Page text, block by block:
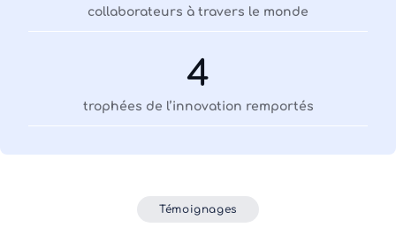
collaborateurs à travers le monde
4
trophées de l’innovation remportés
Témoignages